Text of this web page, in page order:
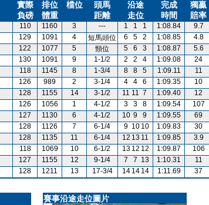
實際
負磅
排位
體重
檔位
頭馬
距離
沿途
走位
完成
時間
獨贏
賠率
110 1160 3 --- 1 1 1 1:08.84
9.7
129 1091 4 短馬頭位 6 5 2 1:08.85
4.8
122 1077 5 頸位 5 6 3 1:08.87
5.6
130 1091 9 1-1/2 2 2 4 1:09.08
24
118 1145 8 1-3/4 8 8 5 1:09.11
11
126 989 2 3-1/4 4 4 6 1:09.35
10
128 1155 14 3-1/2 11 11 7 1:09.40
12
126 1056 1 4-1/2 3 3 8 1:09.54
107
127 1130 6 4-1/2 10 9 9 1:09.55
69
128 1126 7 6-1/4 9 10 10 1:09.83
30
128 1135 11 6-1/4 12 13 11 1:09.85
3.9
118 1069 10 6-1/2 13 12 12 1:09.87
106
127 1155 12 9-1/4 7 7 13 1:10.31
11
128 1211 13 17-3/4 14 14 14 1:11.69 37
賽事沿途走位圖片